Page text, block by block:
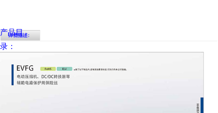
产品目
录：